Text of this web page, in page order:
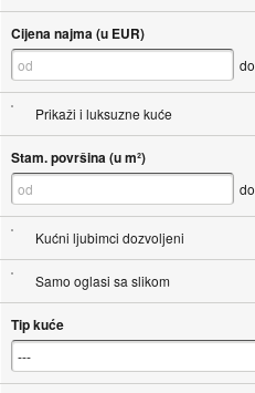
Cijena najma (u EUR)
do
Prikaži i luksuzne kuće
Stam. površina (u m²)
do
Kućni ljubimci dozvoljeni
Samo oglasi sa slikom
Tip kuće